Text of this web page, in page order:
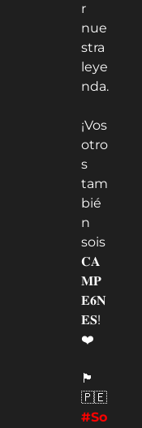
r
nue
stra
leye
nda.
¡Vos
otro
s
tam
bié
n
sois
𝐂𝐀
𝐌𝐏
𝐄𝟔𝐍
𝐄𝐒!
❤️
🏴󠁧󠁢󠁥󠁮󠁧󠁿
🇵🇪
#So